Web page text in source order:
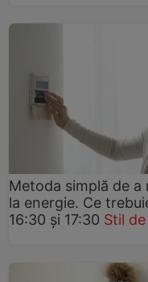
Metoda simplă de a
la energie. Ce
16:30 și 17:30 Stil